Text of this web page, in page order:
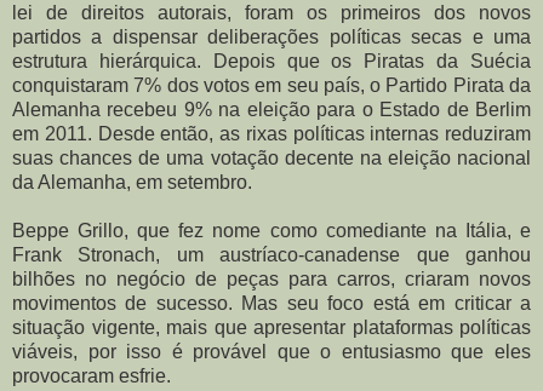
lei de direitos autorais, foram os primeiros dos novos
partidos a dispensar deliberações políticas secas e uma
estrutura hierárquica. Depois que os Piratas da Suécia
conquistaram 7% dos votos em seu país, o Partido Pirata da
Alemanha recebeu 9% na eleição para o Estado de Berlim
em 2011. Desde então, as rixas políticas internas reduziram
suas chances de uma votação decente na eleição nacional
da Alemanha, em setembro.
Beppe Grillo, que fez nome como comediante na Itália, e
Frank Stronach, um austríaco-canadense que ganhou
bilhões no negócio de peças para carros, criaram novos
movimentos de sucesso. Mas seu foco está em criticar a
situação vigente, mais que apresentar plataformas políticas
viáveis, por isso é provável que o entusiasmo que eles
provocaram esfrie.